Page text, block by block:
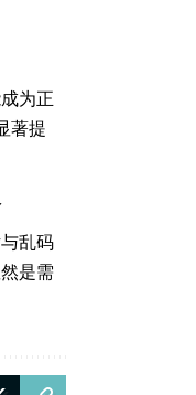
为正
著提
乱码
是需